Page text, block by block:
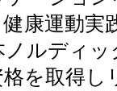
康運動実
ノルディ
格を取得